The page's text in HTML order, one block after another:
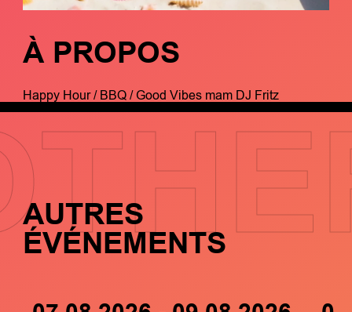
À PROPOS
Happy Hour / BBQ / Good Vibes mam DJ Fritz
AUTRES
ÉVÉNEMENTS